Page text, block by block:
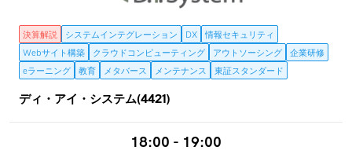
決算解説 システムインテグレーション DX
情報セキュリティ
Webサイト構築
クラウドコンピューティング アウトソーシング
企業研修
eラーニング
教育 メタバース メンテナンス 東証スタンダード
ディ・アイ・システム(4421)
18:00 - 19:00